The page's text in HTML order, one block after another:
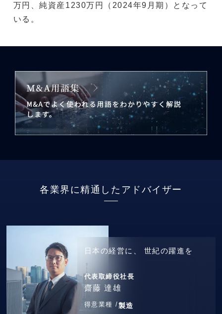
万円、純資産1230万円（2024年9月期）となって
いる。
各業界に精通したアドバイザー
日本の経営に、 世紀の躍進を
代表取締役社長
齋藤 達雄
得意業種 /製造